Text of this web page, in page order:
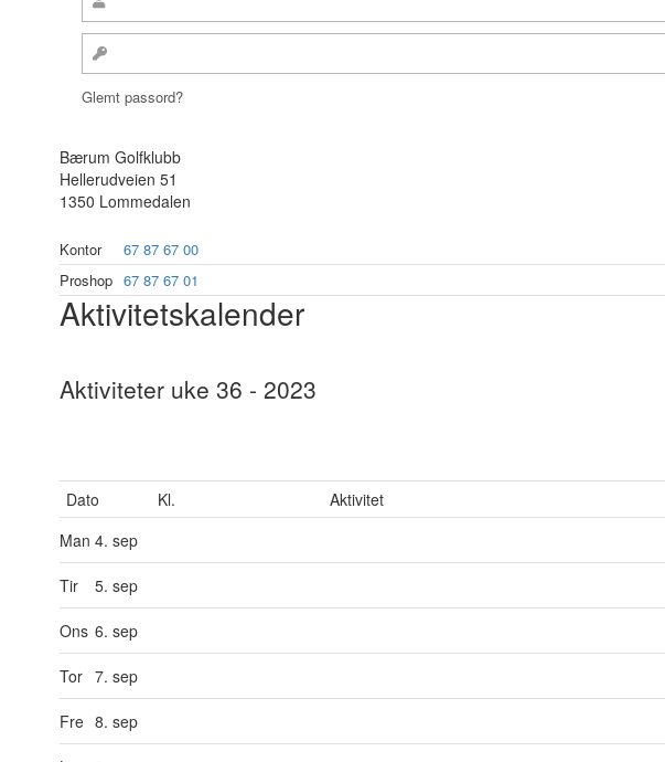
Glemt passord?
Bærum Golfklubb
Hellerudveien 51
1350 Lommedalen
Kontor
67 87 67 00
Proshop 67 87 67 01
Aktivitetskalender
Aktiviteter uke 36 - 2023
Dato Kl. Aktivitet
Man 4. sep
Tir 5. sep
Ons 6. sep
Tor 7. sep
Fre 8. sep